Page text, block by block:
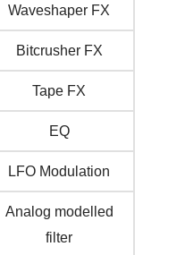
Waveshaper FX
Bitcrusher FX
Tape FX
EQ
LFO Modulation
Analog modelled
filter